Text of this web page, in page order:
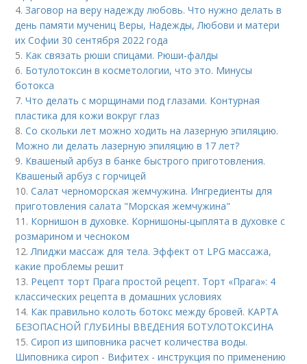
4.Заговор на веру надежду любовь. Что нужно делать в
день памяти мучениц Веры, Надежды, Любови и матери
их Софии 30 сентября 2022 года
5. Как связать рюши спицами. Рюши-фалды
6. Ботулотоксин в косметологии, что это. Минусы
ботокса
7.Что делать с морщинами под глазами. Контурная
пластика для кожи вокруг глаз
8.Со скольки лет можно ходить на лазерную эпиляцию.
Можно ли делать лазерную эпиляцию в 17 лет?
9. Квашеный арбуз в банке быстрого приготовления.
Квашеный арбуз с горчицей
10.Салат черноморская жемчужина. Ингредиенты для
приготовления салата "Морская жемчужина"
11. Корнишон в духовке. Корнишоны-цыплята в духовке с
розмарином и чесноком
12.Лпиджи массаж для тела. Эффект от LPG массажа,
какие проблемы решит
13. Рецепт торт Прага простой рецепт. Торт «Прага»: 4
классических рецепта в домашних условиях
14. Как правильно колоть ботокс между бровей. КАРТА
БЕЗОПАСНОЙ ГЛУБИНЫ ВВЕДЕНИЯ БОТУЛОТОКСИНА
15.Сироп из шиповника расчет количества воды.
Шиповника сироп - Вифитех - инструкция по применению